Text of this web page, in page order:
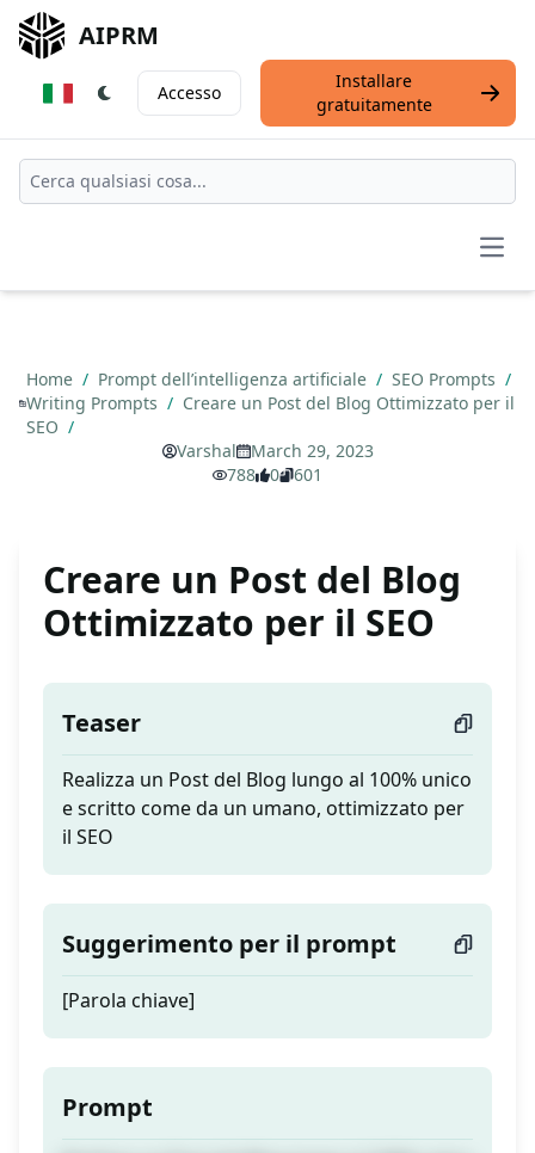
AIPRM
Accesso
Installare
gratuitamente
Home / Prompt dell’intelligenza artificiale / SEO Prompts /
Writing Prompts / Creare un Post del Blog Ottimizzato per il
SEO /
Varshal
March 29, 2023
788
0 601
Creare un Post del Blog
Ottimizzato per il SEO
Teaser
Realizza un Post del Blog lungo al 100% unico
e scritto come da un umano, ottimizzato per
il SEO
Suggerimento per il prompt
[Parola chiave]
Prompt